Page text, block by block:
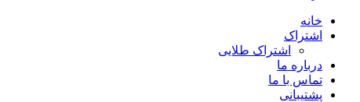
خانه
اشتراک
اشتراک طلایی
درباره ما
تماس با ما
پشتیبانی